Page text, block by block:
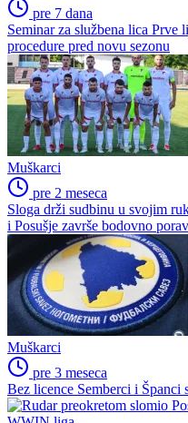
pre 7 dana
Seminar za službena lica
procedure pred novu sezonu
Muškarci
pre 2 meseca
Sloga drži sudbinu u svojim
i Posušje završe bodovno
Muškarci
pre 3 meseca
Bez licence Semberci i Španci